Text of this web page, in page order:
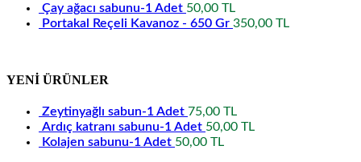
Çay ağacı sabunu-1 Adet 50,00 TL
Portakal Reçeli Kavanoz - 650 Gr 350,00 TL
YENİ ÜRÜNLER
Zeytinyağlı sabun-1 Adet 75,00 TL
Ardıç katranı sabunu-1 Adet 50,00 TL
Kolajen sabunu-1 Adet 50,00 TL